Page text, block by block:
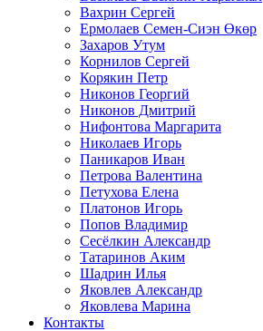
Вахрин Сергей
Ермолаев Семен-Сиэн Өкөр
Захаров Утум
Корнилов Сергей
Корякин Петр
Никонов Георгий
Никонов Дмитрий
Нифонтова Маргарита
Николаев Игорь
Паникаров Иван
Петрова Валентина
Петухова Елена
Платонов Игорь
Попов Владимир
Сесёлкин Александр
Татаринов Аким
Шадрин Илья
Яковлев Александр
Яковлева Марина
Контакты